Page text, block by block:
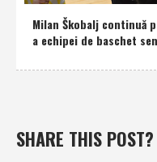
Milan Škobalj continuă
a echipei de baschet
SHARE THIS POST?